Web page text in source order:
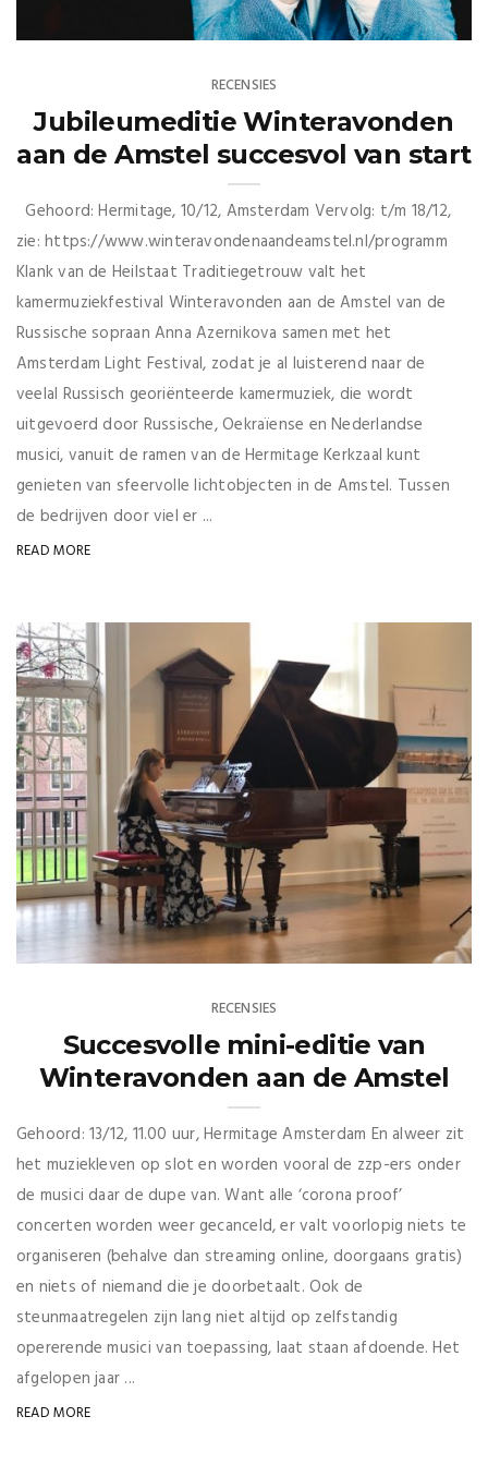
RECENSIES
Jubileumeditie Winteravonden
aan de Amstel succesvol van start
Gehoord: Hermitage, 10/12, Amsterdam Vervolg: t/m 18/12,
zie: https://www.winteravondenaandeamstel.nl/programm
Klank van de Heilstaat Traditiegetrouw valt het
kamermuziekfestival Winteravonden aan de Amstel van de
Russische sopraan Anna Azernikova samen met het
Amsterdam Light Festival, zodat je al luisterend naar de
veelal Russisch georiënteerde kamermuziek, die wordt
uitgevoerd door Russische, Oekraïense en Nederlandse
musici, vanuit de ramen van de Hermitage Kerkzaal kunt
genieten van sfeervolle lichtobjecten in de Amstel. Tussen
de bedrijven door viel er ...
READ MORE
RECENSIES
Succesvolle mini-editie van
Winteravonden aan de Amstel
Gehoord: 13/12, 11.00 uur, Hermitage Amsterdam En alweer zit
het muziekleven op slot en worden vooral de zzp-ers onder
de musici daar de dupe van. Want alle ‘corona proof’
concerten worden weer gecanceld, er valt voorlopig niets te
organiseren (behalve dan streaming online, doorgaans gratis)
en niets of niemand die je doorbetaalt. Ook de
steunmaatregelen zijn lang niet altijd op zelfstandig
opererende musici van toepassing, laat staan afdoende. Het
afgelopen jaar ...
READ MORE